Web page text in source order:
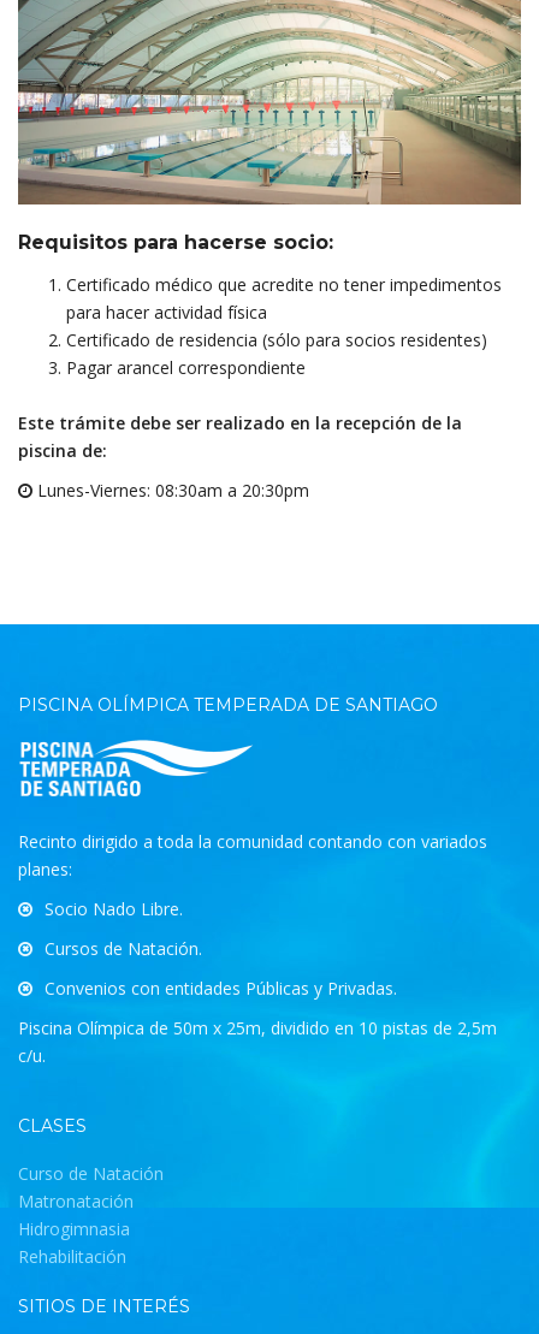
Requisitos para hacerse socio:
Certificado médico que acredite no tener impedimentos
para hacer actividad física
Certificado de residencia (sólo para socios residentes)
Pagar arancel correspondiente
Este trámite debe ser realizado en la recepción de la
piscina de:
Lunes-Viernes: 08:30am a 20:30pm
PISCINA OLÍMPICA TEMPERADA DE SANTIAGO
Recinto dirigido a toda la comunidad contando con variados
planes:
Socio Nado Libre.
Cursos de Natación.
Convenios con entidades Públicas y Privadas.
Piscina Olímpica de 50m x 25m, dividido en 10 pistas de 2,5m
c/u.
CLASES
Curso de Natación
Matronatación
Hidrogimnasia
Rehabilitación
SITIOS DE INTERÉS